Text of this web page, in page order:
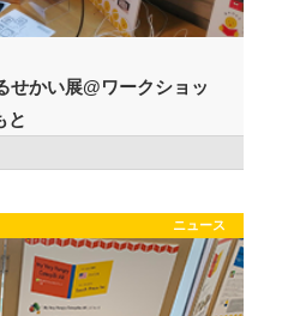
せかい展@ワークショッ
と
ニュース